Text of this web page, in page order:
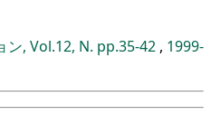
ン, Vol.12, N. pp.35-42 , 1999-